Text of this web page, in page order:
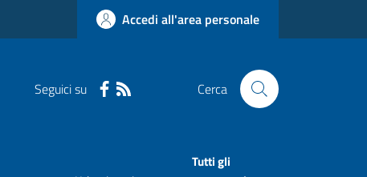
Accedi all'area personale
Seguici su Cerca
Tutti gli